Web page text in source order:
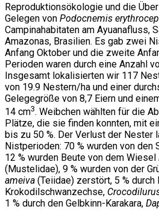
Reproduktionsökologie und die
Gelegen von Podocnemis
Campinahabitaten am Ayuanafluss,
Amazonas, Brasilien. Es gab zwei
Anfang Oktober und die zweite
Perioden waren durch eine Anzahl
Insgesamt lokalisierten wir 117
von 19.9 Nestern/ha und einer
Gelegegröße von 8,7 Eiern und
14 cm3. Weibchen wählten für die
Plätze, die sie finden konnten, mit
bis zu 50 %. Der Verlust der Nester
Nistperioden: 70 % wurden von
12 % wurden Beute von dem Wiesel
(Mustelidae), 9 % wurden von der
ameiva (Teiidae) zerstört, 5 % durch
Krokodilschwanzechse,
1 % durch den Gelbkinn-Karakara,